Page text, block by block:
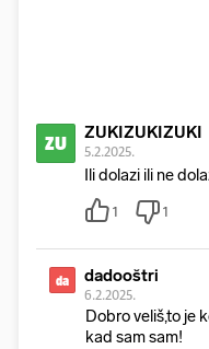
ZU ZUKIZUKIZUKI
5.2.2025.
Ili dolazi ili ne
1 1
da dadooštri
6.2.2025.
Dobro veliš,to je
kad sam sam!